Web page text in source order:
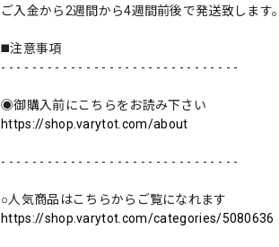
ご入金から2週間から4週間前後で発送致します。
◼️注意事項
- - - - - - - - - - - - - - - - - - - - - - - - - - - - - - -
◉御購入前にこちらをお読み下さい
https://shop.varytot.com/about
- - - - - - - - - - - - - - - - - - - - - - - - - - - - - - -
○人気商品はこちらからご覧になれます
https://shop.varytot.com/categories/5080636